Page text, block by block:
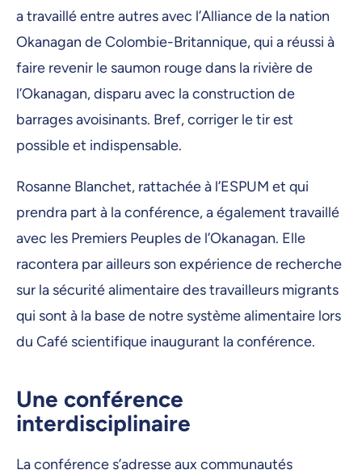
a travaillé entre autres avec l’Alliance de la nation
Okanagan de Colombie-Britannique, qui a réussi à
faire revenir le saumon rouge dans la rivière de
l’Okanagan, disparu avec la construction de
barrages avoisinants. Bref, corriger le tir est
possible et indispensable.
Rosanne Blanchet, rattachée à l’ESPUM et qui
prendra part à la conférence, a également travaillé
avec les Premiers Peuples de l’Okanagan. Elle
racontera par ailleurs son expérience de recherche
sur la sécurité alimentaire des travailleurs migrants
qui sont à la base de notre système alimentaire lors
du Café scientifique inaugurant la conférence.
Une conférence
interdisciplinaire
La conférence s’adresse aux communautés